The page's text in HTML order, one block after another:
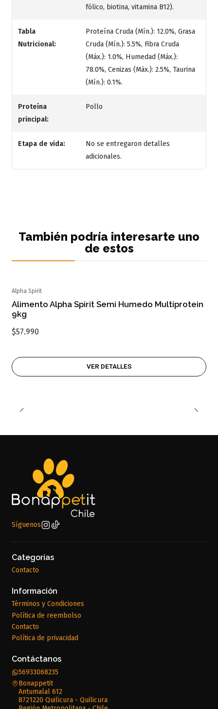
fólico, biotina, vitamina B12).
Tabla
Nutricional:
Proteína Cruda (Mín.): 12.0%, Grasa
Cruda (Mín.): 5.5%, Fibra Cruda
(Máx.): 1.0%, Humedad (Máx.):
78.0%, Cenizas (Máx.): 2.5%, Taurina
(Mín.): 0.1%.
Proteína
principal:
Pollo
Etapa de vida:
No se entregaron detalles
adicionales.
También podría interesarte uno
de estos
Alpha Spirit
Alimento Alpha Spirit Semi Humedo Multiprotein
9kg
$57.990
VER DETALLES
Síguenos
Categorías
Contacto
Información
Términos y Condiciones
Política de reembolso
Contacto
Política de privacidad
Contáctanos
56933068235
Bonappetit
Antumalal 612
8721220 Quilicura - Quilicura